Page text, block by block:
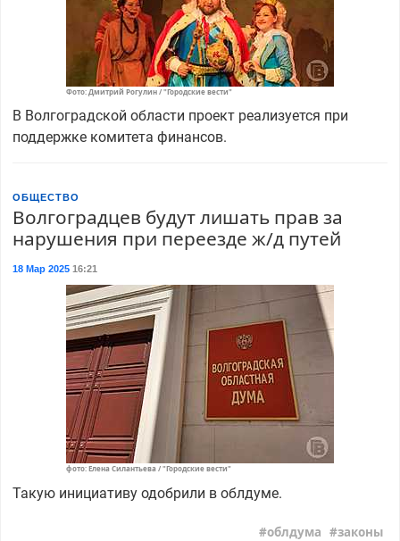
Фото: Дмитрий Рогулин / "Городские вести"
В Волгоградской области проект реализуется при
поддержке комитета финансов.
ОБЩЕСТВО
Волгоградцев будут лишать прав за
нарушения при переезде ж/д путей
18 Мар 202516:21
фото: Елена Силантьева / "Городские вести"
Такую инициативу одобрили в облдуме.
облдума законы